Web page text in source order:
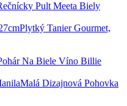
Pult Meeta Biely
Plytký Tanier Gourmet,
Na Biele Víno Billie
Malá Dizajnová Pohovka